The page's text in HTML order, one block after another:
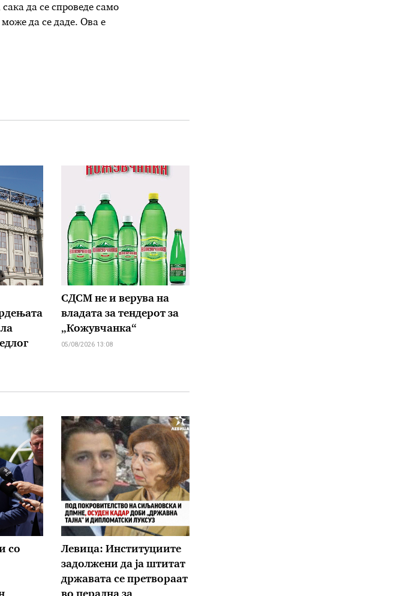
да се спроведе само
да се даде. Ова е
СДСМ не и верува на
владата за тендерот за
„Кожувчанка“
05/08/2026 13:08
со
Левица: Институциите
задолжени да ја штитат
државата се претвораат